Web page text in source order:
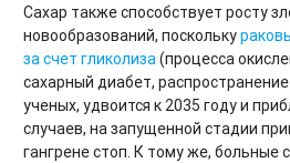
Сахар также способствует росту
новообразований, поскольку
за счет гликолиза (процесса
сахарный диабет,
ученых, удвоится к 2035 году и
случаев, на запущенной стадии
гангрене стоп. К тому же, больные